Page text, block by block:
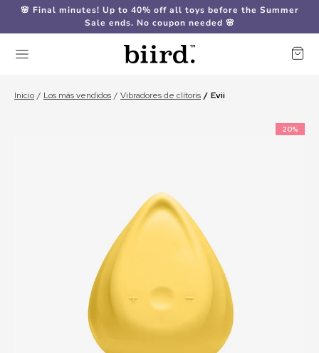
🌸 Final minutes! Up to 40% off all toys before the Summer
Sale ends. No coupon needed 🌸
Inicio Los más vendidos Vibradores de clítoris Evii
20%